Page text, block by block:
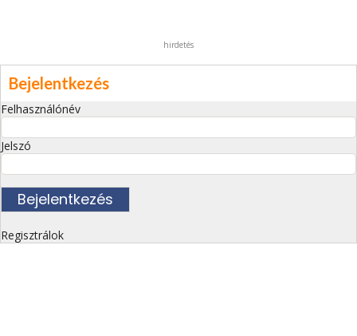
hirdetés
Bejelentkezés
Felhasználónév
Jelszó
Regisztrálok